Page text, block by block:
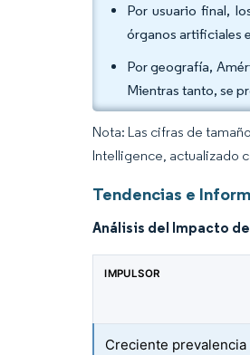
Por usuario final,
órganos artificiales
Por geografía,
Mientras tanto, se
Nota: Las cifras de
Intelligence, actualizado
Tendencias e
Análisis del Impacto
IMPULSOR
Creciente